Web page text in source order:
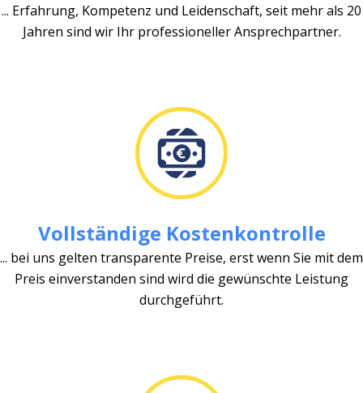
... Erfahrung, Kompetenz und Leidenschaft, seit mehr als 20
Jahren sind wir Ihr professioneller Ansprechpartner.
Vollständige Kostenkontrolle
... bei uns gelten transparente Preise, erst wenn Sie mit dem
Preis einverstanden sind wird die gewünschte Leistung
durchgeführt.